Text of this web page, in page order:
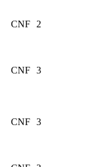
CNF 2
CNF 3
CNF 3